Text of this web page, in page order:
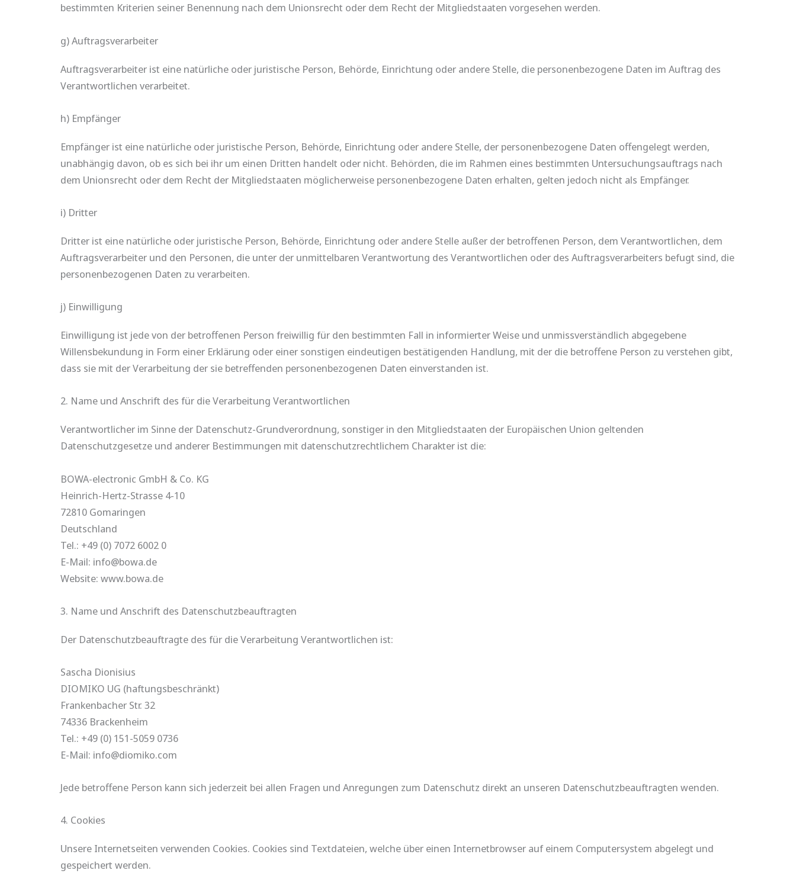
bestimmten Kriterien seiner Benennung nach dem Unionsrecht oder dem Recht der Mitgliedstaaten vorgesehen werden.
g) Auftragsverarbeiter
Auftragsverarbeiter ist eine natürliche oder juristische Person, Behörde, Einrichtung oder andere Stelle, die personenbezogene Daten im Auftrag des
Verantwortlichen verarbeitet.
h) Empfänger
Empfänger ist eine natürliche oder juristische Person, Behörde, Einrichtung oder andere Stelle, der personenbezogene Daten offengelegt werden,
unabhängig davon, ob es sich bei ihr um einen Dritten handelt oder nicht. Behörden, die im Rahmen eines bestimmten Untersuchungsauftrags nach
dem Unionsrecht oder dem Recht der Mitgliedstaaten möglicherweise personenbezogene Daten erhalten, gelten jedoch nicht als Empfänger.
i) Dritter
Dritter ist eine natürliche oder juristische Person, Behörde, Einrichtung oder andere Stelle außer der betroffenen Person, dem Verantwortlichen, dem
Auftragsverarbeiter und den Personen, die unter der unmittelbaren Verantwortung des Verantwortlichen oder des Auftragsverarbeiters befugt sind, die
personenbezogenen Daten zu verarbeiten.
j) Einwilligung
Einwilligung ist jede von der betroffenen Person freiwillig für den bestimmten Fall in informierter Weise und unmissverständlich abgegebene
Willensbekundung in Form einer Erklärung oder einer sonstigen eindeutigen bestätigenden Handlung, mit der die betroffene Person zu verstehen gibt,
dass sie mit der Verarbeitung der sie betreffenden personenbezogenen Daten einverstanden ist.
2. Name und Anschrift des für die Verarbeitung Verantwortlichen
Verantwortlicher im Sinne der Datenschutz-Grundverordnung, sonstiger in den Mitgliedstaaten der Europäischen Union geltenden
Datenschutzgesetze und anderer Bestimmungen mit datenschutzrechtlichem Charakter ist die:
BOWA-electronic GmbH & Co. KG
Heinrich-Hertz-Strasse 4-10
72810 Gomaringen
Deutschland
Tel.: +49 (0) 7072 6002 0
E-Mail: info@bowa.de
Website: www.bowa.de
3. Name und Anschrift des Datenschutzbeauftragten
Der Datenschutzbeauftragte des für die Verarbeitung Verantwortlichen ist:
Sascha Dionisius
DIOMIKO UG (haftungsbeschränkt)
Frankenbacher Str. 32
74336 Brackenheim
Tel.: +49 (0) 151-5059 0736
E-Mail: info@diomiko.com
Jede betroffene Person kann sich jederzeit bei allen Fragen und Anregungen zum Datenschutz direkt an unseren Datenschutzbeauftragten wenden.
4. Cookies
Unsere Internetseiten verwenden Cookies. Cookies sind Textdateien, welche über einen Internetbrowser auf einem Computersystem abgelegt und
gespeichert werden.